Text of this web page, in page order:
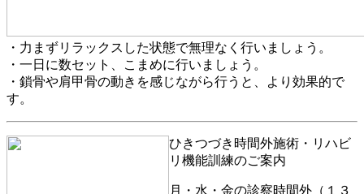
・力まずリラックスした状態で無理なく行いましょう。
・一日に数セット、こまめに行いましょう。
・鎖骨や肩甲骨の動きを感じながら行うと、より効果的で
す。
ひきつづき時間外施術・リハビ
リ機能訓練のご案内
月・水・金の診察時間外（１３